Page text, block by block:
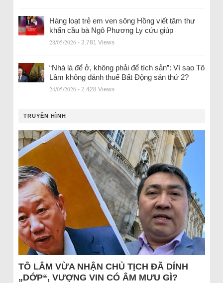
Hàng loạt trẻ em ven sông Hồng viết tâm thư
khẩn cầu bà Ngô Phương Ly cứu giúp
28/05/2026 - 3.781 Views
“Nhà là để ở, không phải để tích sản”: Vì sao Tô
Lâm không đánh thuế Bất Động sản thứ 2?
24/05/2026 - 2.428 Views
TRUYỀN HÌNH
TÔ LÂM VỪA NHẬN CHỦ TỊCH ĐÃ DÍNH
„DỚP“, VƯỢNG VIN CÓ ÂM MƯU GÌ?